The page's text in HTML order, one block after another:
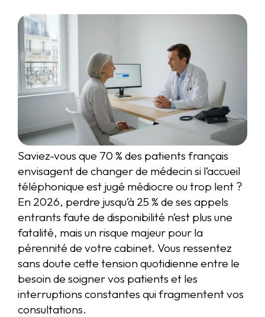
Saviez-vous que 70 % des patients français
envisagent de changer de médecin si l’accueil
téléphonique est jugé médiocre ou trop lent ?
En 2026, perdre jusqu’à 25 % de ses appels
entrants faute de disponibilité n’est plus une
fatalité, mais un risque majeur pour la
pérennité de votre cabinet. Vous ressentez
sans doute cette tension quotidienne entre le
besoin de soigner vos patients et les
interruptions constantes qui fragmentent vos
consultations.